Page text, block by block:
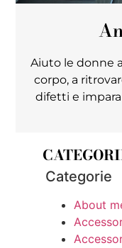
Aiuto le donne
corpo, a
difetti e
Categorie
About